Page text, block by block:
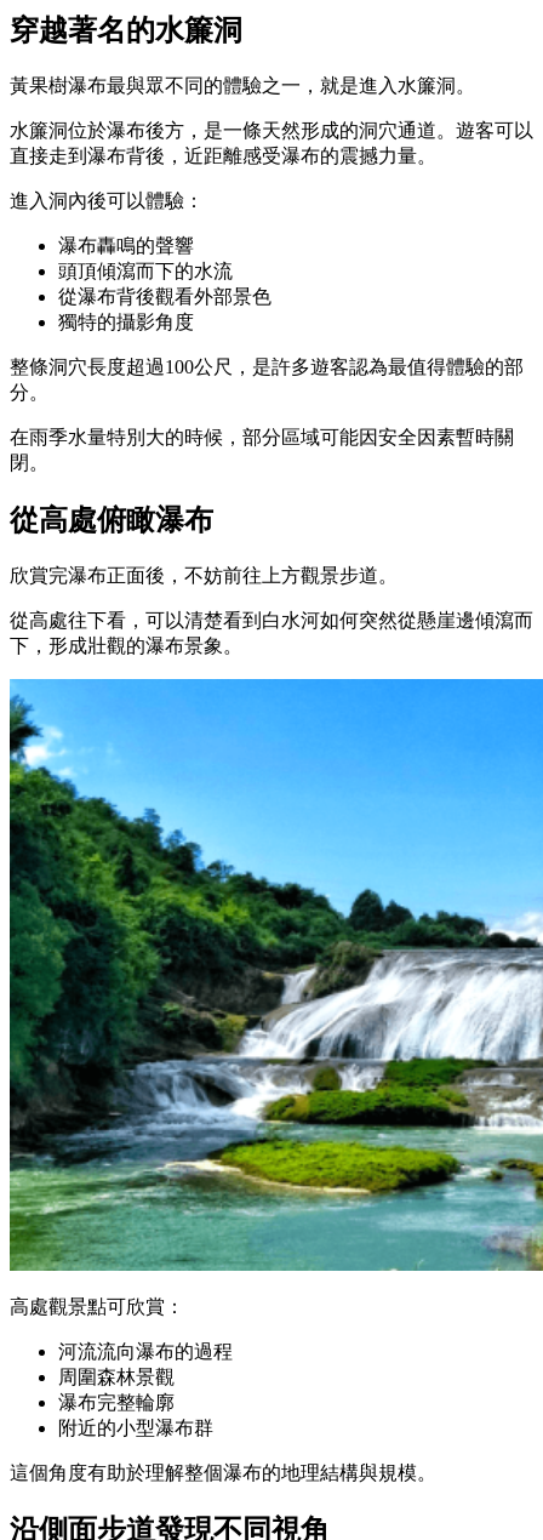
穿越著名的水簾洞
黃果樹瀑布最與眾不同的體驗之一，就是進入水簾洞。
水簾洞位於瀑布後方，是一條天然形成的洞穴通道。遊客可以
直接走到瀑布背後，近距離感受瀑布的震撼力量。
進入洞內後可以體驗：
瀑布轟鳴的聲響
頭頂傾瀉而下的水流
從瀑布背後觀看外部景色
獨特的攝影角度
整條洞穴長度超過100公尺，是許多遊客認為最值得體驗的部
分。
在雨季水量特別大的時候，部分區域可能因安全因素暫時關
閉。
從高處俯瞰瀑布
欣賞完瀑布正面後，不妨前往上方觀景步道。
從高處往下看，可以清楚看到白水河如何突然從懸崖邊傾瀉而
下，形成壯觀的瀑布景象。
高處觀景點可欣賞：
河流流向瀑布的過程
周圍森林景觀
瀑布完整輪廓
附近的小型瀑布群
這個角度有助於理解整個瀑布的地理結構與規模。
沿側面步道發現不同視角